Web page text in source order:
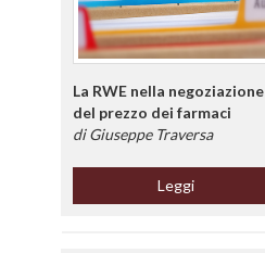
La RWE nella negoziazione
del prezzo dei farmaci
di Giuseppe Traversa
Leggi